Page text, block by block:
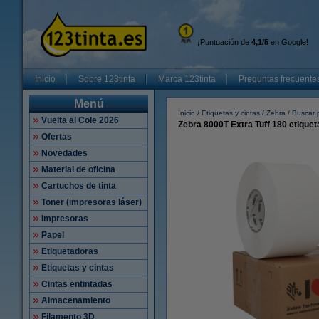
¡Puntuación de 4,1/5 en Google!
Inicio Sobre 123tinta Marca 123tinta Preguntas
Menú
Vuelta al Cole 2026
Ofertas
Novedades
Material de oficina
Cartuchos de tinta
Toner (impresoras láser)
Impresoras
Papel
Etiquetadoras
Etiquetas y cintas
Cintas entintadas
Almacenamiento
Filamento 3D
Inicio Etiquetas y cintas Zebra Buscar
Zebra 8000T Extra Tuff 180